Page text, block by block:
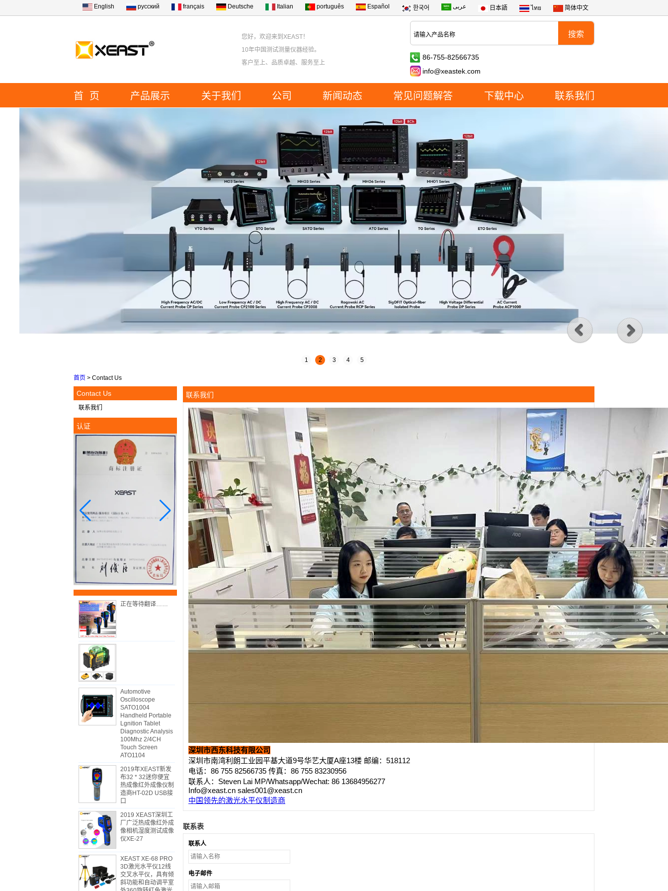
English русский français Deutsche Italian português Español 한국어 عربى 日本語 ไทย 简体中文
您好，欢迎来到XEAST！
10年中国测试测量仪器经验。
客户至上、品质卓越、服务至上
86-755-82566735
info@xeastek.com
首 页 产品展示 关于我们 公司 新闻动态 常见问题解答 下载中心 联系我们
1 2 3 4 5
首页 > Contact Us
Contact Us
联系我们
认证
正在等待翻译……
Automotive
Oscilloscope
SATO1004
Handheld Portable
Lgnition Tablet
Diagnostic Analysis
100Mhz 2/4CH
Touch Screen
ATO1104
2019年XEAST新发
布32 * 32迷你便宜
热成像红外成像仪制
造商HT-02D USB接
口
2019 XEAST深圳工
厂广泛热成像红外成
像相机湿度测试成像
仪XE-27
XEAST XE-68 PRO
3D激光水平仪12线
交叉水平仪，具有倾
斜功能和自动调平室
联系我们
深圳市西东科技有限公司
深圳市南湾利朗工业园平基大道9号华艺大厦A座13楼 邮编：518112
电话：86 755 82566735 传真：86 755 83230956
联系人：Steven Lai MP/Whatsapp/Wechat: 86 13684956277
Info@xeast.cn sales001@xeast.cn
中国领先的激光水平仪制造商
联系表
联系人
电子邮件